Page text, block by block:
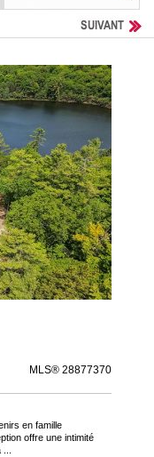
SUIVANT
MLS® 28877370
en famille
offre une intimité